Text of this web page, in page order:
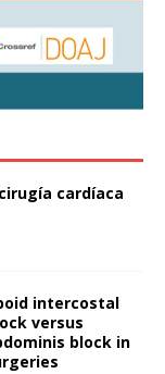
cardíaca
intercostal
versus
block in